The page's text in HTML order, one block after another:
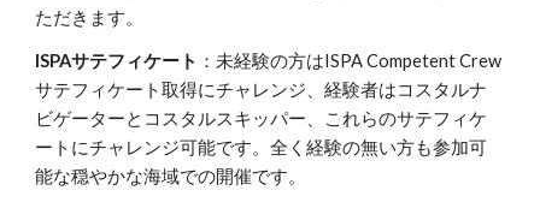
ただきます。
ISPAサテフィケート ：未経験の方はISPA Competent Crew
サテフィケート取得にチャレンジ、経験者はコスタルナ
ビゲーターとコスタルスキッパー、これらのサテフィケ
ートにチャレンジ可能です。全く経験の無い方も参加可
能な穏やかな海域での開催です。